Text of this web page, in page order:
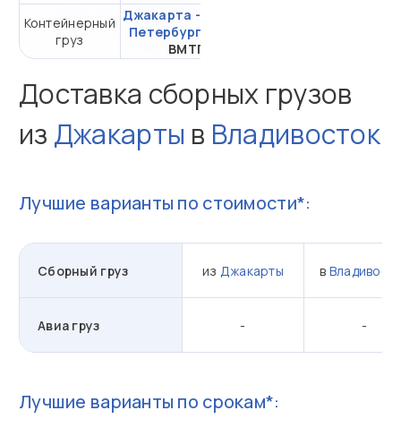
Контейнерный
груз
Джакарта - Санкт-
Петербург
ВМТП
Доставка сборных грузов
из Джакарты в Владивосток
Лучшие варианты по стоимости*:
Сборный груз из Джакарты в
Авиа груз - -
Лучшие варианты по срокам*: